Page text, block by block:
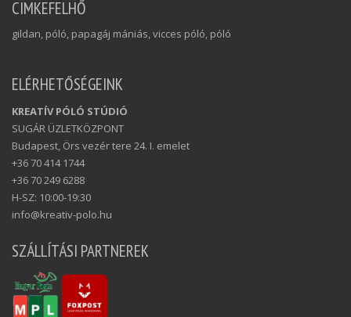
CIMKEFELHŐ
gildan, póló, papagáj mániás, vicces póló, póló
ELÉRHETŐSÉGEINK
KREATÍV PÓLÓ STÚDIÓ
SUGÁR ÜZLETKÖZPONT
Budapest, Örs vezér tere 24. I. emelet
+36 70 414 1744
+36 70 249 6288
H-SZ: 10:00-19:30
info@kreativ-polo.hu
SZÁLLÍTÁSI PARTNEREK